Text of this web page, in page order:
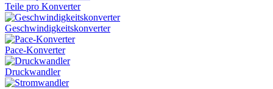
Teile pro Konverter
Geschwindigkeitskonverter
Pace-Konverter
Druckwandler